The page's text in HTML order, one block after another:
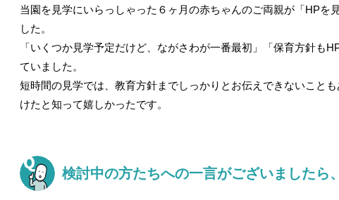
当園を見学にいらっしゃった６ヶ月の赤ちゃんのご両親が「HPを
した。
「いくつか見学予定だけど、ながさわが一番最初」「保育方針も
ていました。
短時間の見学では、教育方針までしっかりとお伝えできないこと
けたと知って嬉しかったです。
検討中の方たちへの一言がございましたら